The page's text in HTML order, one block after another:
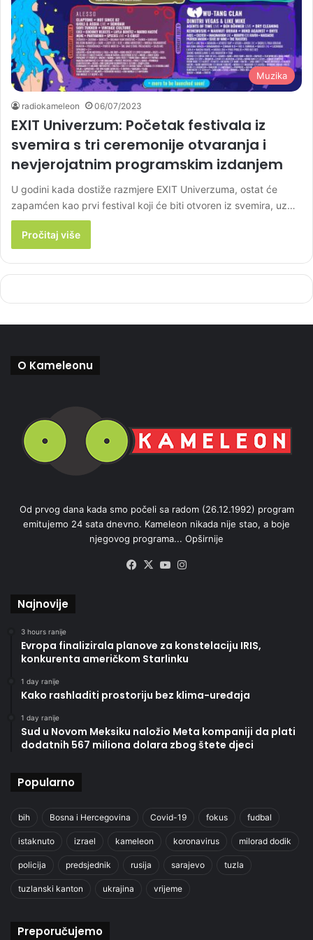
Muzika
radiokameleon 06/07/2023
EXIT Univerzum: Početak festivala iz
svemira s tri ceremonije otvaranja i
nevjerojatnim programskim izdanjem
U godini kada dostiže razmjere EXIT Univerzuma, ostat će
zapamćen kao prvi festival koji će biti otvoren iz svemira, uz…
Pročitaj više
O Kameleonu
Od prvog dana kada smo počeli sa radom (26.12.1992) program
emitujemo 24 sata dnevno. Kameleon nikada nije stao, a boje
njegovog programa... Opširnije
Facebook
X YouTube
Najnovije
3 hours ranije
Evropa finalizirala planove za konstelaciju IRIS,
konkurenta američkom Starlinku
1 day ranije
Kako rashladiti prostoriju bez klima-uređaja
1 day ranije
Sud u Novom Meksiku naložio Meta kompaniji da plati
dodatnih 567 miliona dolara zbog štete djeci
Popularno
bih Bosna i Hercegovina Covid-19 fokus fudbal
istaknuto izrael kameleon koronavirus milorad dodik
policija predsjednik rusija sarajevo tuzla
tuzlanski kanton ukrajina vrijeme
Preporučujemo